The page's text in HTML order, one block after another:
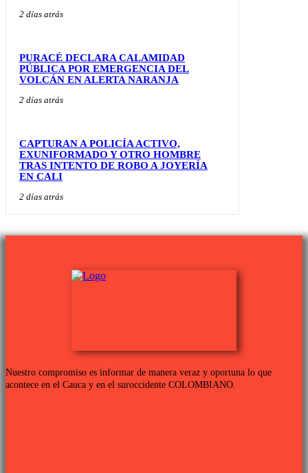
2 días atrás
PURACÉ DECLARA CALAMIDAD
PÚBLICA POR EMERGENCIA DEL
VOLCÁN EN ALERTA NARANJA
2 días atrás
CAPTURAN A POLICÍA ACTIVO,
EXUNIFORMADO Y OTRO HOMBRE
TRAS INTENTO DE ROBO A JOYERÍA
EN CALI
2 días atrás
Nuestro compromiso es informar de manera veraz y oportuna lo que
acontece en el Cauca y en el suroccidente COLOMBIANO.